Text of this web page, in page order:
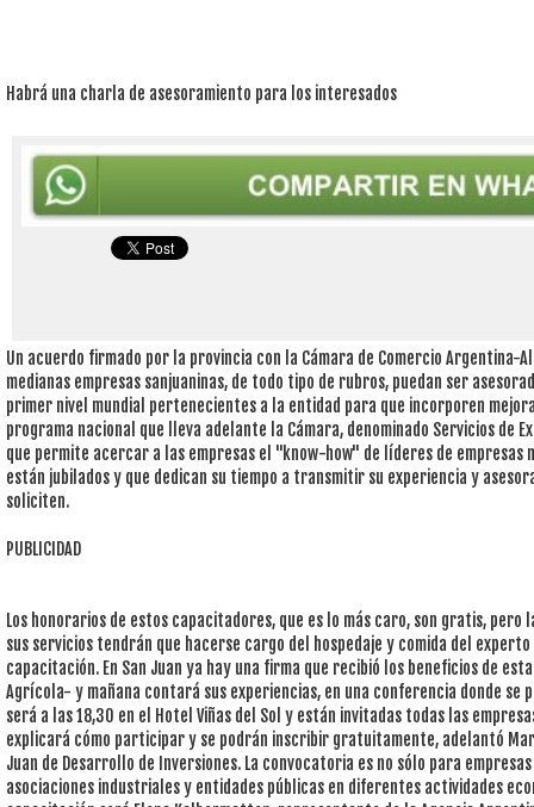
Habrá una charla de asesoramiento para los interesados
Un acuerdo firmado por la provincia con la Cámara de Comercio Argentina-
medianas empresas sanjuaninas, de todo tipo de rubros, puedan ser
primer nivel mundial pertenecientes a la entidad para que incorporen
programa nacional que lleva adelante la Cámara, denominado Servicios de
que permite acercar a las empresas el "know-how" de líderes de empresas
están jubilados y que dedican su tiempo a transmitir su experiencia y
soliciten.
PUBLICIDAD
Los honorarios de estos capacitadores, que es lo más caro, son gratis,
sus servicios tendrán que hacerse cargo del hospedaje y comida del
capacitación. En San Juan ya hay una firma que recibió los beneficios de
Agrícola- y mañana contará sus experiencias, en una conferencia donde
será a las 18,30 en el Hotel Viñas del Sol y están invitadas todas las
explicará cómo participar y se podrán inscribir gratuitamente, adelantó
Juan de Desarrollo de Inversiones. La convocatoria es no sólo para
asociaciones industriales y entidades públicas en diferentes actividades